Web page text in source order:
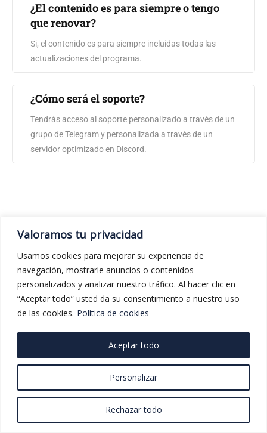
Valoramos tu privacidad
Usamos cookies para mejorar su experiencia de
navegación, mostrarle anuncios o contenidos
personalizados y analizar nuestro tráfico. Al hacer clic en
“Aceptar todo” usted da su consentimiento a nuestro uso
de las cookies. Política de cookies
Personalizar
Rechazar todo
Aceptar todo
¿El contenido es para siempre o tengo
que renovar?
Si, el contenido es para siempre incluidas todas las
actualizaciones del programa.
¿Cómo será el soporte?
Tendrás acceso al soporte personalizado a través de un
grupo de Telegram y personalizada a través de un
servidor optimizado en Discord.
Fernando Luque
CEO y fundador de Subconsciente X